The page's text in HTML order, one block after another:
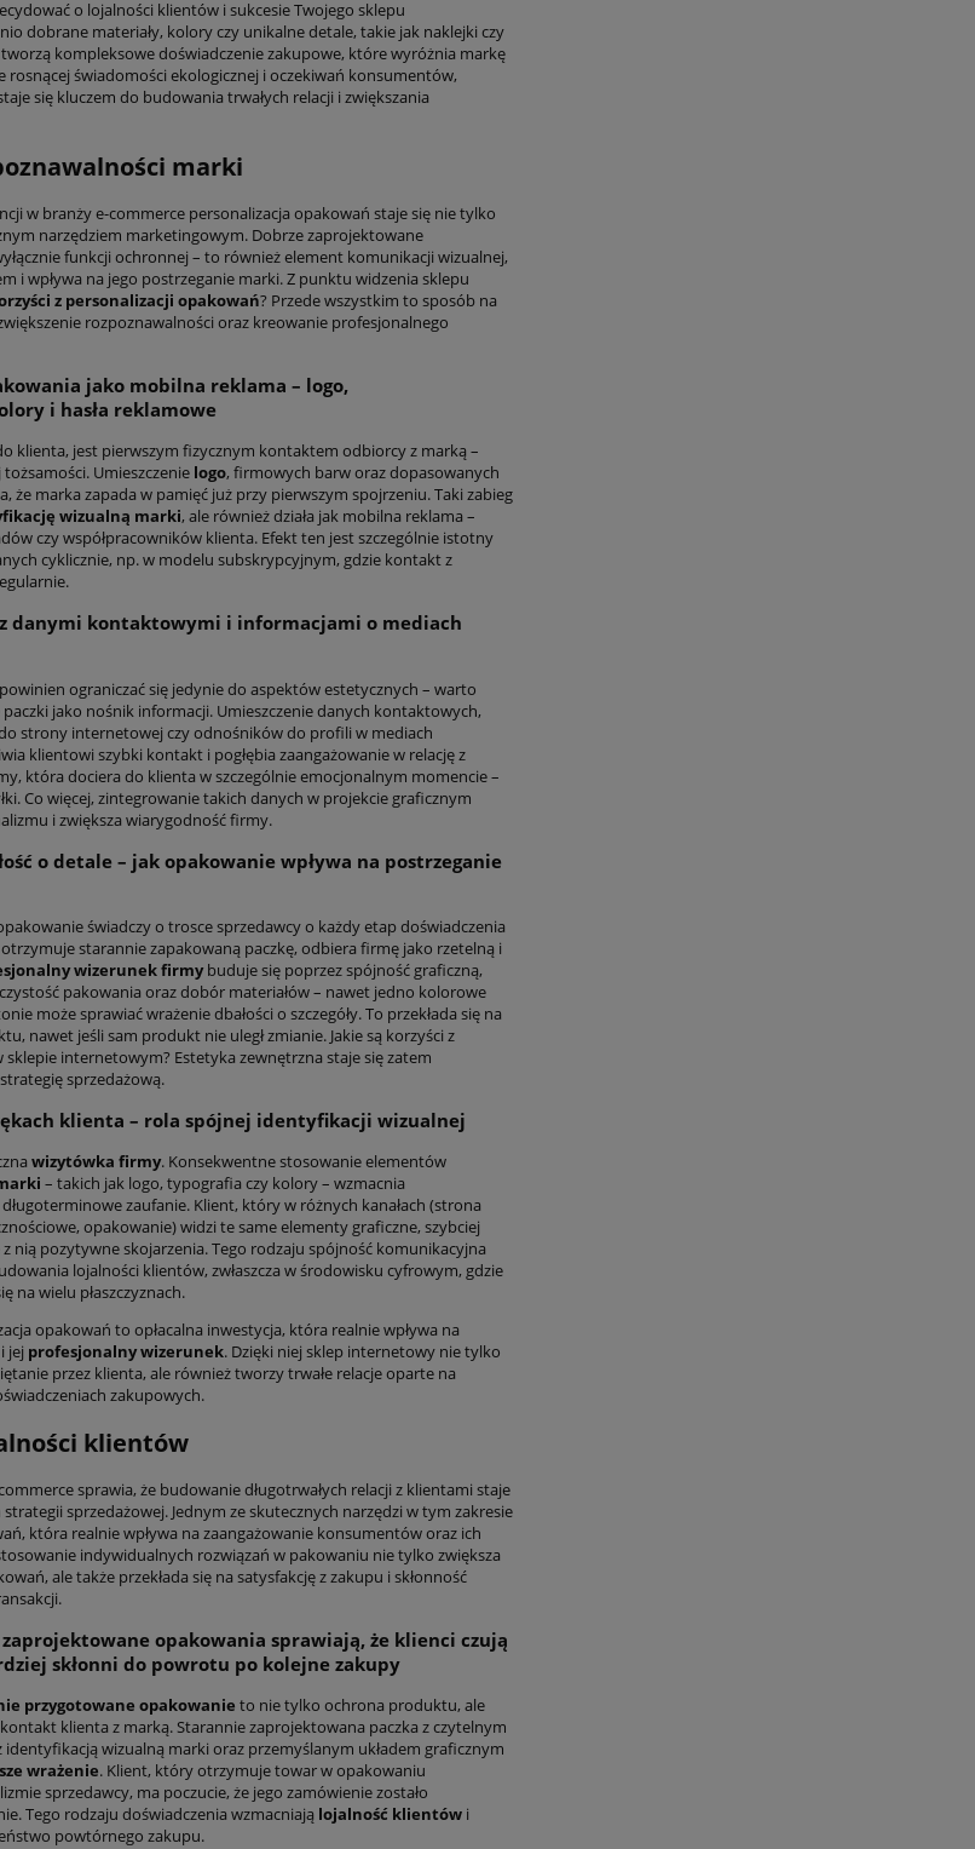
o lojalności klientów i sukcesie Twojego sklepu
dobrane materiały, kolory czy unikalne detale, takie jak naklejki czy
kompleksowe doświadczenie zakupowe, które wyróżnia markę
rosnącej świadomości ekologicznej i oczekiwań konsumentów,
się kluczem do budowania trwałych relacji i zwiększania
marki
w branży e-commerce personalizacja opakowań staje się nie tylko
narzędziem marketingowym. Dobrze zaprojektowane
funkcji ochronnej – to również element komunikacji wizualnej,
i wpływa na jego postrzeganie marki. Z punktu widzenia sklepu
z personalizacji opakowań? Przede wszystkim to sposób na
rozpoznawalności oraz kreowanie profesjonalnego
jako mobilna reklama – logo,
i hasła reklamowe
klienta, jest pierwszym fizycznym kontaktem odbiorcy z marką –
Umieszczenie logo, firmowych barw oraz dopasowanych
że marka zapada w pamięć już przy pierwszym spojrzeniu. Taki zabieg
wizualną marki, ale również działa jak mobilna reklama –
czy współpracowników klienta. Efekt ten jest szczególnie istotny
cyklicznie, np. w modelu subskrypcyjnym, gdzie kontakt z
danymi kontaktowymi i informacjami o mediach
ograniczać się jedynie do aspektów estetycznych – warto
jako nośnik informacji. Umieszczenie danych kontaktowych,
strony internetowej czy odnośników do profili w mediach
klientowi szybki kontakt i pogłębia zaangażowanie w relację z
która dociera do klienta w szczególnie emocjonalnym momencie –
Co więcej, zintegrowanie takich danych w projekcie graficznym
i zwiększa wiarygodność firmy.
o detale – jak opakowanie wpływa na postrzeganie
świadczy o trosce sprzedawcy o każdy etap doświadczenia
starannie zapakowaną paczkę, odbiera firmę jako rzetelną i
wizerunek firmybuduje się poprzez spójność graficzną,
pakowania oraz dobór materiałów – nawet jedno kolorowe
może sprawiać wrażenie dbałości o szczegóły. To przekłada się na
nawet jeśli sam produkt nie uległ zmianie. Jakie są korzyści z
internetowym? Estetyka zewnętrzna staje się zatem
sprzedażową.
klienta – rola spójnej identyfikacji wizualnej
wizytówka firmy. Konsekwentne stosowanie elementów
– takich jak logo, typografia czy kolory – wzmacnia
zaufanie. Klient, który w różnych kanałach (strona
opakowanie) widzi te same elementy graficzne, szybciej
nią pozytywne skojarzenia. Tego rodzaju spójność komunikacyjna
lojalności klientów, zwłaszcza w środowisku cyfrowym, gdzie
na wielu płaszczyznach.
opakowań to opłacalna inwestycja, która realnie wpływa na
i jej profesjonalny wizerunek. Dzięki niej sklep internetowy nie tylko
przez klienta, ale również tworzy trwałe relacje oparte na
zakupowych.
klientów
sprawia, że budowanie długotrwałych relacji z klientami staje
sprzedażowej. Jednym ze skutecznych narzędzi w tym zakresie
która realnie wpływa na zaangażowanie konsumentów oraz ich
indywidualnych rozwiązań w pakowaniu nie tylko zwiększa
ale także przekłada się na satysfakcję z zakupu i skłonność
opakowania sprawiają, że klienci czują
skłonni do powrotu po kolejne zakupy
przygotowane opakowanie to nie tylko ochrona produktu, ale
klienta z marką. Starannie zaprojektowana paczka z czytelnym
wizualną marki oraz przemyślanym układem graficznym
wrażenie. Klient, który otrzymuje towar w opakowaniu
sprzedawcy, ma poczucie, że jego zamówienie zostało
Tego rodzaju doświadczenia wzmacniają lojalność klientów i
powtórnego zakupu.